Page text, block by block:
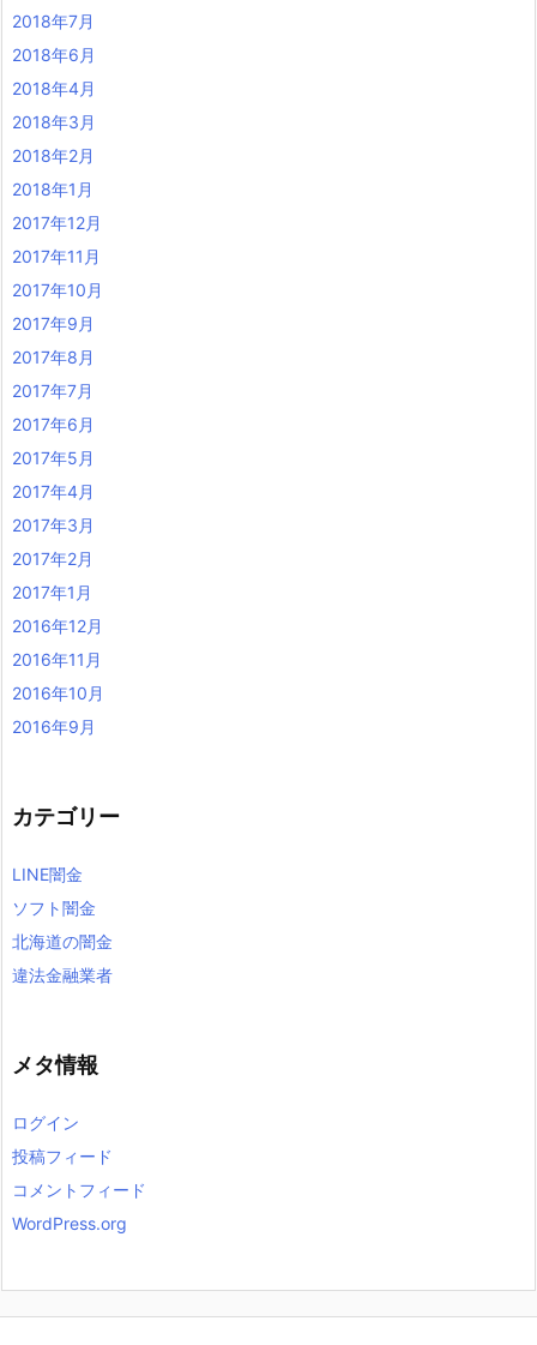
2018年7月
2018年6月
2018年4月
2018年3月
2018年2月
2018年1月
2017年12月
2017年11月
2017年10月
2017年9月
2017年8月
2017年7月
2017年6月
2017年5月
2017年4月
2017年3月
2017年2月
2017年1月
2016年12月
2016年11月
2016年10月
2016年9月
カテゴリー
LINE闇金
ソフト闇金
北海道の闇金
違法金融業者
メタ情報
ログイン
投稿フィード
コメントフィード
WordPress.org